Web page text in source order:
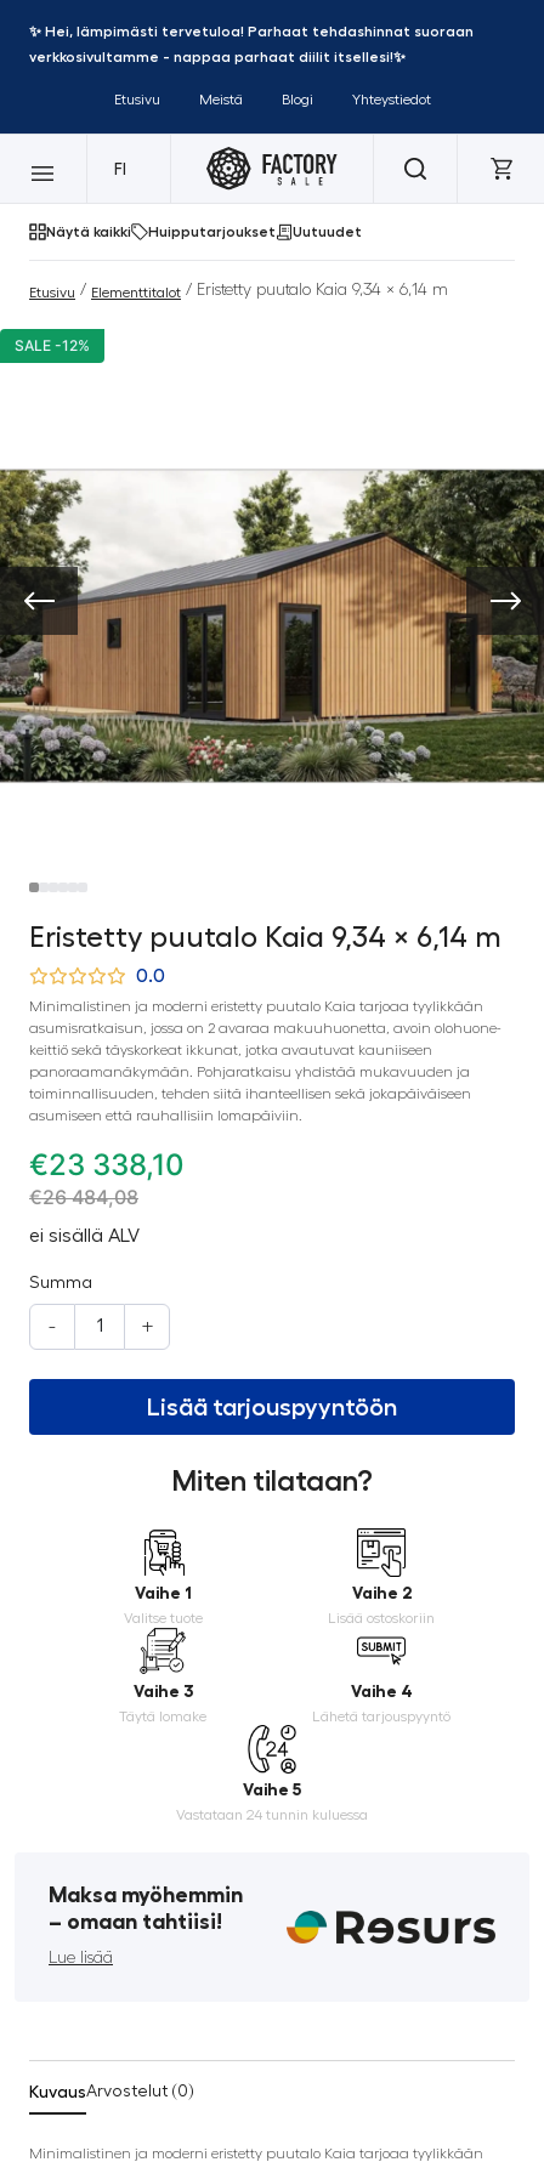
✨ Hei, lämpimästi tervetuloa! Parhaat tehdashinnat suoraan
verkkosivultamme - nappaa parhaat diilit itsellesi!✨
Etusivu Meistä Blogi Yhteystiedot
FI
Näytä kaikki Huipputarjoukset Uutuudet
Etusivu / Elementtitalot / Eristetty puutalo Kaia 9,34 × 6,14 m
SALE -12%
Eristetty puutalo Kaia 9,34 × 6,14 m
0.0
Minimalistinen ja moderni eristetty puutalo Kaia tarjoaa tyylikkään
asumisratkaisun, jossa on 2 avaraa makuuhuonetta, avoin olohuone-
keittiö sekä täyskorkeat ikkunat, jotka avautuvat kauniiseen
panoraamanäkymään. Pohjaratkaisu yhdistää mukavuuden ja
toiminnallisuuden, tehden siitä ihanteellisen sekä jokapäiväiseen
asumiseen että rauhallisiin lomapäiviin.
€23 338,10
€26 484,08
ei sisällä ALV
Summa
- +
Lisää tarjouspyyntöön
Miten tilataan?
Vaihe 1
Valitse tuote
Vaihe 2
Lisää ostoskoriin
Vaihe 3
Täytä lomake
Vaihe 4
Lähetä tarjouspyyntö
Vaihe 5
Vastataan 24 tunnin kuluessa
Maksa myöhemmin
­– omaan tahtiisi!
Lue lisää
KuvausArvostelut (0)
Minimalistinen ja moderni eristetty puutalo Kaia tarjoaa tyylikkään